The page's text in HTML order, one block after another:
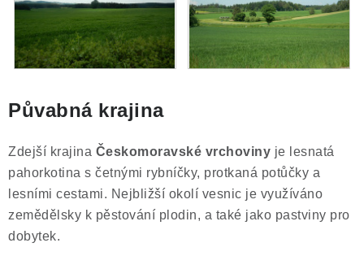
Půvabná krajina
Zdejší krajina Českomoravské vrchoviny je lesnatá
pahorkotina s četnými rybníčky, protkaná potůčky a
lesními cestami. Nejbližší okolí vesnic je využíváno
zemědělsky k pěstování plodin, a také jako pastviny pro
dobytek.